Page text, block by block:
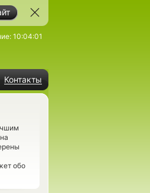
Контакты
10:04:01
обо